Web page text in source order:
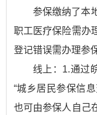
参保缴纳了本
职工医疗保险需办
登记错误需办理参
线上：1.通过
“城乡居民参保信
也可由参保人自己